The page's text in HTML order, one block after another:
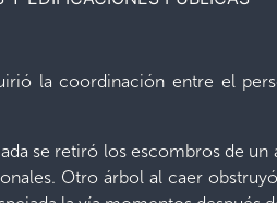
la coordinación entre el
se retiró los escombros de
Otro árbol al caer